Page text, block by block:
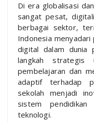
Di era globalisasi
sangat pesat,
berbagai sektor,
Indonesia menyadari
digital dalam dunia
langkah strategis
pembelajaran dan
adaptif terhadap
sekolah menjadi
sistem
teknologi.